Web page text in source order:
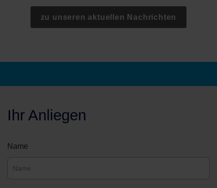
zu unseren aktuellen Nachrichten
Ihr Anliegen
Name